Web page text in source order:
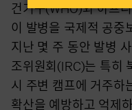
건기구(WHO)와 아프
이 발병을 국제적 공중
지난 몇 주 동안 발병
조위원회(IRC)는 특히
시 주변 캠프에 거주하
확산을 예방하고 억제